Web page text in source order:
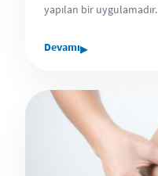
yapılan bir uygulamadır.
Devamı▸